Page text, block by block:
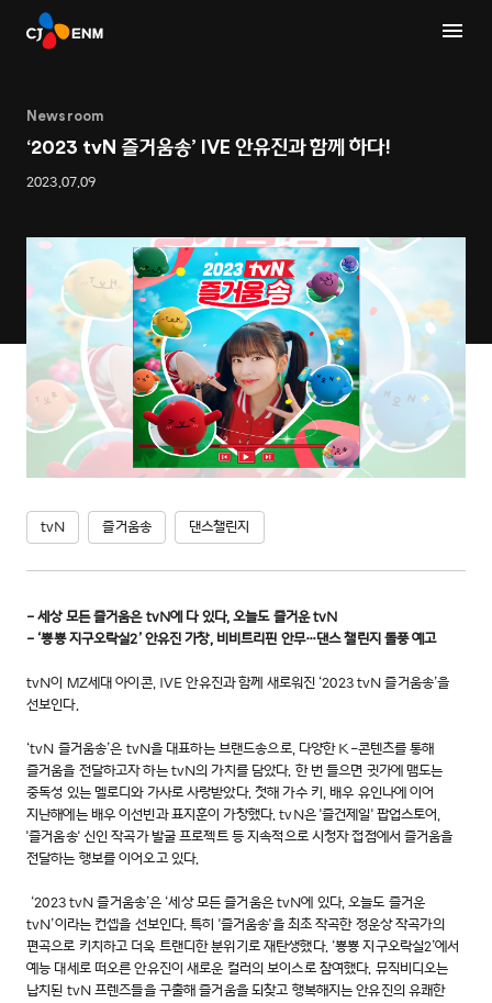
Newsroom
‘2023 tvN 즐거움송’ IVE 안유진과 함께 하다!
2023.07.09
tvN 즐거움송 댄스챌린지
- 세상 모든 즐거움은 tvN에 다 있다, 오늘도 즐거운 tvN
- ‘뿅뿅 지구오락실2’ 안유진 가창, 비비트리핀 안무…댄스 챌린지 돌풍 예고
tvN이 MZ세대 아이콘, IVE 안유진과 함께 새로워진 ‘2023 tvN 즐거움송’을
선보인다.
‘tvN 즐거움송’은 tvN을 대표하는 브랜드송으로, 다양한 K-콘텐츠를 통해
즐거움을 전달하고자 하는 tvN의 가치를 담았다. 한 번 들으면 귓가에 맴도는
중독성 있는 멜로디와 가사로 사랑받았다. 첫해 가수 키, 배우 유인나에 이어
지난해에는 배우 이선빈과 표지훈이 가창했다. tvN은 '즐건제일' 팝업스토어,
'즐거움송' 신인 작곡가 발굴 프로젝트 등 지속적으로 시청자 접점에서 즐거움을
전달하는 행보를 이어오고 있다.
‘2023 tvN 즐거움송’은 ‘세상 모든 즐거움은 tvN에 있다, 오늘도 즐거운
tvN’이라는 컨셉을 선보인다. 특히 '즐거움송'을 최초 작곡한 정운상 작곡가의
편곡으로 키치하고 더욱 트랜디한 분위기로 재탄생했다. ‘뿅뿅 지구오락실2’에서
예능 대세로 떠오른 안유진이 새로운 컬러의 보이스로 참여했다. 뮤직비디오는
납치된 tvN 프렌즈들을 구출해 즐거움을 되찾고 행복해지는 안유진의 유쾌한